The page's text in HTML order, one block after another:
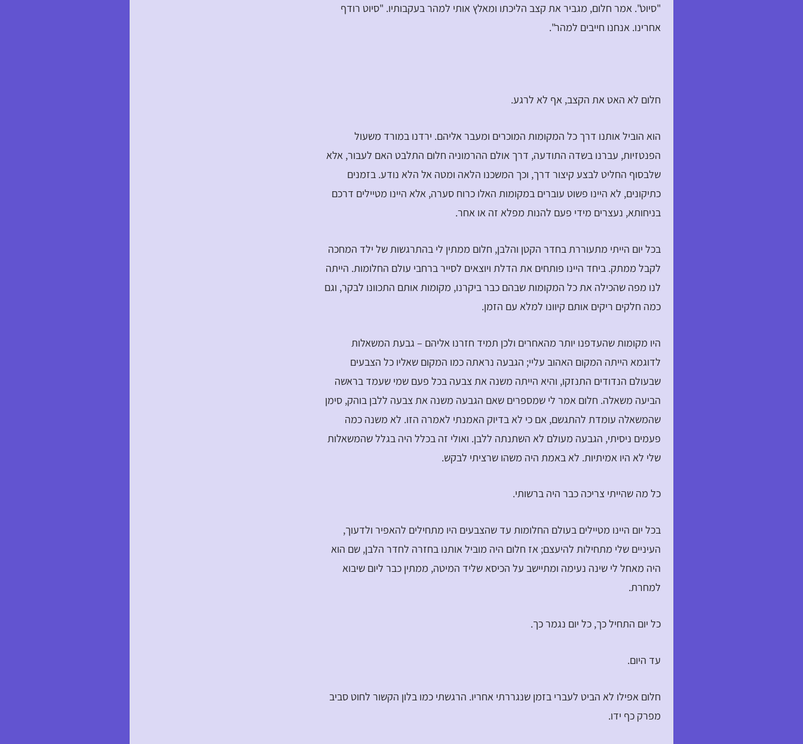
"סיוט". אמר חלום, מגביר את קצב הליכתו ומאלץ אותי למהר בעקבותיו. "סיוט רודף
אחרינו. אנחנו חייבים למהר".
חלום לא האט את הקצב, אף לא לרגע.
הוא הוביל אותנו דרך כל המקומות המוכרים ומעבר אליהם. ירדנו במורד משעול
הפנטזיות, עברנו בשדה התודעה, דרך אולם ההרמוניה חלום התלבט האם לעבור, אלא
שלבסוף החליט לבצע קיצור דרך, וכך המשכנו הלאה ומטה אל הלא נודע. בזמנים
כתיקונים, לא היינו פשוט עוברים במקומות האלו כרוח סערה, אלא היינו מטיילים דרכם
בניחותא, נעצרים מידי פעם להנות מפלא זה או אחר.
בכל יום הייתי מתעוררת בחדר הקטן והלבן, חלום ממתין לי בהתרגשות של ילד המחכה
לקבל ממתק. ביחד היינו פותחים את הדלת ויוצאים לסייר ברחבי עולם החלומות. הייתה
לנו מפה שהכילה את כל המקומות שבהם כבר ביקרנו, מקומות אותם התכוונו לבקר, וגם
כמה חלקים ריקים אותם קיוונו למלא עם הזמן.
היו מקומות שהעדפנו יותר מהאחרים ולכן תמיד חזרנו אליהם – גבעת המשאלות
לדוגמא הייתה המקום האהוב עליי; הגבעה נראתה כמו המקום שאליו כל הצבעים
שבעולם הנדודים התנזקו, והיא הייתה משנה את צבעה בכל פעם שמי שעמד בראשה
הביעה משאלה. חלום אמר לי שמספרים שאם הגבעה משנה את צבעה ללבן בוהק, סימן
שהמשאלה עומדת להתגשם, אם כי לא בדיוק האמנתי לאמרה הזו. לא משנה כמה
פעמים ניסיתי, הגבעה מעולם לא השתנתה ללבן. ואולי זה בכלל היה בגלל שהמשאלות
שלי לא היו אמיתיות. לא באמת היה משהו שרציתי לבקש.
כל מה שהייתי צריכה כבר היה ברשותי.
בכל יום היינו מטיילים בעולם החלומות עד שהצבעים היו מתחילים להאפיר ולדעוך,
העיניים שלי מתחילות להיעצם; אז חלום היה מוביל אותנו בחזרה לחדר הלבן, שם הוא
היה מאחל לי שינה נעימה ומתיישב על הכיסא שליד המיטה, ממתין כבר ליום שיבוא
למחרת.
כל יום התחיל כך, כל יום נגמר כך.
עד היום.
חלום אפילו לא הביט לעברי בזמן שנגררתי אחריו. הרגשתי כמו בלון הקשור לחוט סביב
מפרק כף ידו.